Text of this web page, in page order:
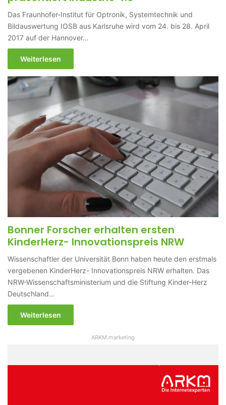
Das Fraunhofer-Institut für Optronik, Systemtechnik und
Bildauswertung IOSB aus Karlsruhe wird vom 24. bis 28. April
2017 auf der Hannover…
Weiterlesen
Bonner Forscher erhalten ersten
KinderHerz- Innovationspreis NRW
Wissenschaftler der Universität Bonn haben heute den erstmals
vergebenen KinderHerz- Innovationspreis NRW erhalten. Das
NRW-Wissenschaftsministerium und die Stiftung Kinder-Herz
Deutschland…
Weiterlesen
ARKM.marketing